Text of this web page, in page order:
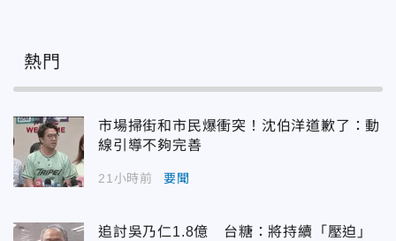
熱門
市場掃街和市民爆衝突！沈伯洋道歉了：動
線引導不夠完善
21小時前 要聞
追討吳乃仁1.8億 台糖：將持續「壓迫」